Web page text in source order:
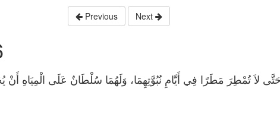
Previous Next
لاَ تُمْطِرَ مَطَرًا فِي أَيَّامِ نُبُوَّتِهِمَا، وَلَهُمَا سُلْطَانٌ عَلَى الْمِيَاهِ